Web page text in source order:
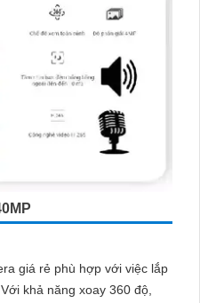
giá rẻ phù hợp với việc lắp